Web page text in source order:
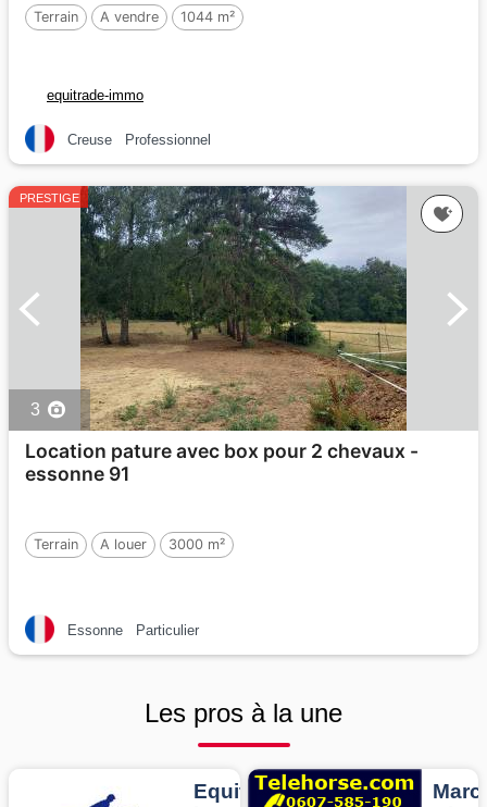
Terrain A vendre 1044 m²
equitrade-immo
Creuse Professionnel
PRESTIGE
3
Location pature avec box pour 2 chevaux -
essonne 91
Terrain A louer 3000 m²
Essonne Particulier
Les pros à la une
Equitrade